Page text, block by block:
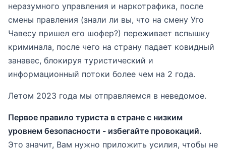
неразумного управления и наркотрафика, после
смены правления (знали ли вы, что на смену Уго
Чавесу пришел его шофер?) переживает вспышку
криминала, после чего на страну падает ковидный
занавес, блокируя туристический и
информационный потоки более чем на 2 года.
Летом 2023 года мы отправляемся в неведомое.
Первое правило туриста в стране с низким
уровнем безопасности - избегайте провокаций.
Это значит, Вам нужно приложить усилия, чтобы не